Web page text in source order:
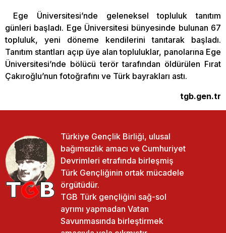
Ege Üniversitesi’nde geleneksel topluluk tanıtım
günleri başladı. Ege Üniversitesi bünyesinde bulunan 67
topluluk, yeni döneme kendilerini tanıtarak başladı.
Tanıtım stantları açıp üye alan topluluklar, panolarına Ege
Üniversitesi’nde bölücü terör tarafından öldürülen Fırat
Çakıroğlu’nun fotoğrafını ve Türk bayrakları astı.
tgb.gen.tr
Türkiye Gençlik Birliği, ulusal
bağımsızlık amacı ve Cumhuriyet
Devrimleri etrafında birleşmiş
Türk Gençliğinin ortak mücadele
örgütüdür.
TGB Türk gençliğini sağ-sol
ayrımı yapmadan Vatan
Savunmasında birleştirmek